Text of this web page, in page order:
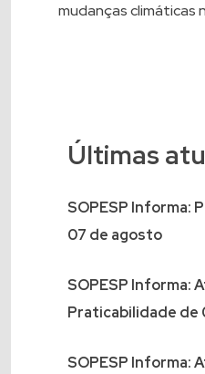
mudanças climáticas
Últimas
SOPESP Informa:
07 de agosto
SOPESP Informa:
Praticabilidade de
SOPESP Informa: